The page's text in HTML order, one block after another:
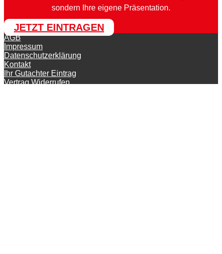
sondern Ihre eigene Präsentation.
JETZT EINTRAGEN
AGB
Impressum
Datenschutzerklärung
Kontakt
Ihr Gutachter Eintrag
Vertrag Widerrufen